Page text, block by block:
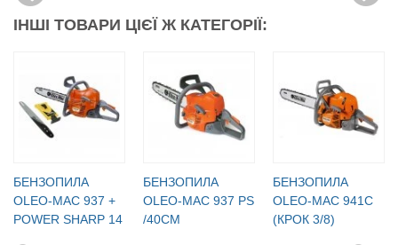
ІНШІ ТОВАРИ ЦІЄЇ Ж КАТЕГОРІЇ:
БЕНЗОПИЛА
OLEO-МАC 937 +
POWER SHARP 14
БЕНЗОПИЛА
OLEO-МАC 937 PS
/40СМ
БЕНЗОПИЛА
OLEO-МАC 941C
(КРОК 3/8)